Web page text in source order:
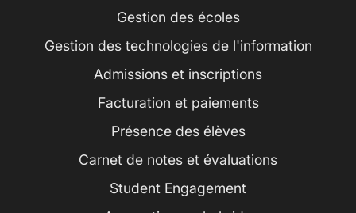
Gestion des écoles
Gestion des technologies de l'information
Admissions et inscriptions
Facturation et paiements
Présence des élèves
Carnet de notes et évaluations
Student Engagement